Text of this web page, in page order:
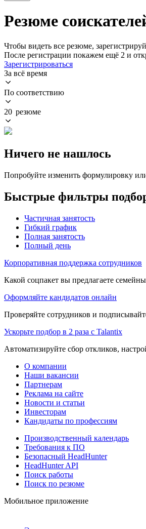
Резюме
Чтобы видеть все резюме,
После регистрации покажем ещё 2 и
Зарегистрироваться
За всё время
По соответствию
20 резюме
Ничего не нашлось
Попробуйте изменить формулировку
Быстрые фильтры
Частичная занятость
Гибкий график
Полная занятость
Полный день
Корпоративная поддержка сотрудников
Какой соцпакет вы предлагаете
Оформляйте кандидатов онлайн
Проверяйте сотрудников и
Ускорьте подбор в 2 раза с Talantix
Автоматизируйте сбор откликов,
О компании
Наши вакансии
Партнерам
Реклама на сайте
Новости и статьи
Инвесторам
Кандидаты по профессиям
Производственный календарь
Требования к ПО
Безопасный HeadHunter
HeadHunter API
Поиск работы
Поиск по резюме
Мобильное приложение